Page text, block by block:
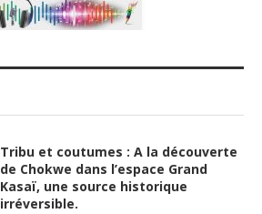
Tribu et coutumes : A la découverte
de Chokwe dans l’espace Grand
Kasaï, une source historique
irréversible.